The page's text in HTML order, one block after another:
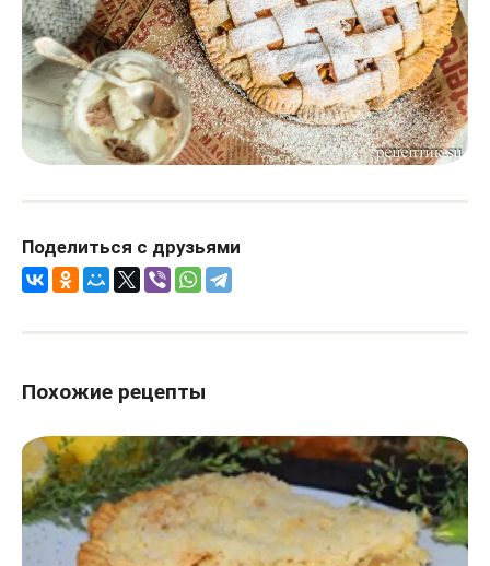
Поделиться с друзьями
Похожие рецепты